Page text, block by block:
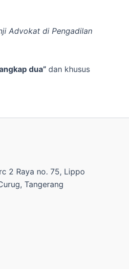
Advokat di Pengadilan
dua” dan khusus
2 Raya no. 75, Lippo
Tangerang